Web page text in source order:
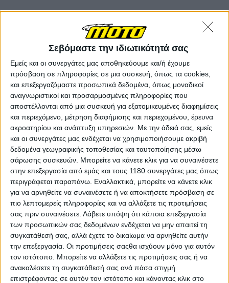
Σεβόμαστε την ιδιωτικότητά σας
Εμείς και οι συνεργάτες μας αποθηκεύουμε και/ή έχουμε
πρόσβαση σε πληροφορίες σε μια συσκευή, όπως τα cookies,
και επεξεργαζόμαστε προσωπικά δεδομένα, όπως μοναδικοί
αναγνωριστικοί και προσαρμοσμένες πληροφορίες που
αποστέλλονται από μια συσκευή για εξατομικευμένες διαφημίσεις
και περιεχόμενο, μέτρηση διαφήμισης και περιεχομένου, έρευνα
ακροατηρίου και ανάπτυξη υπηρεσιών. Με την άδειά σας, εμείς
και οι συνεργάτες μας ενδέχεται να χρησιμοποιήσουμε ακριβή
δεδομένα γεωγραφικής τοποθεσίας και ταυτοποίησης μέσω
σάρωσης συσκευών. Μπορείτε να κάνετε κλικ για να συναινέσετε
στην επεξεργασία από εμάς και τους 1180 συνεργάτες μας όπως
περιγράφεται παραπάνω. Εναλλακτικά, μπορείτε να κάνετε κλικ
για να αρνηθείτε να συναινέσετε ή να αποκτήσετε πρόσβαση σε
πιο λεπτομερείς πληροφορίες και να αλλάξετε τις προτιμήσεις
σας πριν συναινέσετε. Λάβετε υπόψη ότι κάποια επεξεργασία
των προσωπικών σας δεδομένων ενδέχεται να μην απαιτεί τη
συγκατάθεσή σας, αλλά έχετε το δικαίωμα να αρνηθείτε αυτήν
την επεξεργασία. Οι προτιμήσεις σαςθα ισχύουν μόνο για αυτόν
τον ιστότοπο. Μπορείτε να αλλάξετε τις προτιμήσεις σας ή να
ανακαλέσετε τη συγκατάθεσή σας ανά πάσα στιγμή
επιστρέφοντας σε αυτόν τον ιστότοπο και κάνοντας κλικ στο
Τα σώματα ψεκασμού με αυλούς 32mm ενεργούν σε
νέα, εξελιγμένα μπεκ με διάμετρο οπών, μόλις 65μm
ώστε να επιτυγχάνεται καλύτερη αεριοποίηση του
μίγματος. Όλος ο θάλαμος καύσης είναι σχεδιασμένος
από το μηδέν, ενώ οι βαλβίδες έχουν διάμετρο 27.5
και 23.5 χιλιοστά για τις εισαγωγής και εξαγωγής
αντίστοιχα. Οι βαλβίδες ελέγχονται από σφυρήλατους